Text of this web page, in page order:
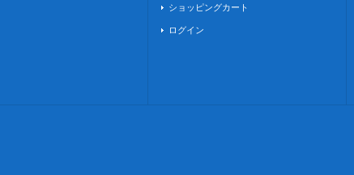
ショッピングカート
ログイン